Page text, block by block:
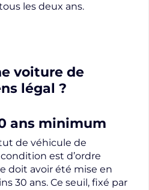
les deux ans.
voiture de
légal ?
ans minimum
de véhicule de
est d’ordre
doit avoir été mise en
30 ans. Ce seuil, fixé par